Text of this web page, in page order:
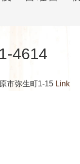
4614
市弥生町1-15 Link